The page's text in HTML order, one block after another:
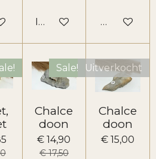
In winkelwagenHoud mij
Sale!
Chalce
doon
€ 14,90
€ 17,50
Uitverkocht
Chalce
doon
€ 15,00